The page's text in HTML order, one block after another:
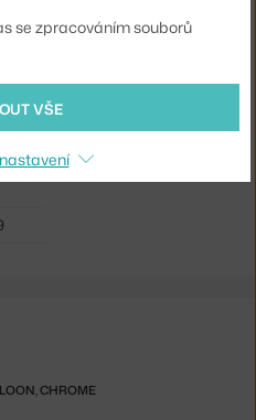
CHROME
se zpracováním souborů
VŠE